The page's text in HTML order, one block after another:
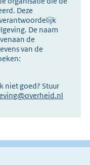
Deze
De naam
de
van de
niet goed? Stuur